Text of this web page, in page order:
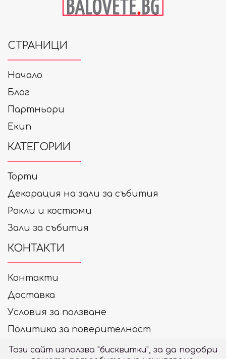
СТРАНИЦИ
Начало
Блог
Партньори
Екип
КАТЕГОРИИ
Торти
Декорация на зали за събития
Рокли и костюми
Зали за събития
КОНТАКТИ
Контакти
Доставка
Условия за ползване
Политика за поверителност
+359 878 33 99 20
Този сайт използва "бисквитки", за да подобри